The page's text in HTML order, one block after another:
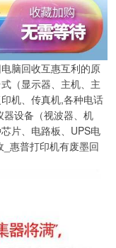
脑回收互惠互利的原
（显示器、主机、主
机、传真机,各种电话
设备（视波器、机
片、电路板、UPS电
惠普打印机有废墨回